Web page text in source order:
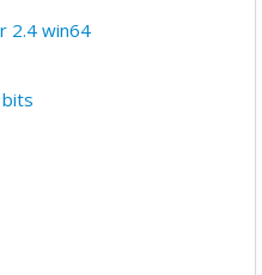
2.4 win64